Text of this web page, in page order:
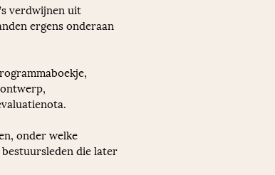
verdwijnen uit
ergens onderaan
onder welke
die later